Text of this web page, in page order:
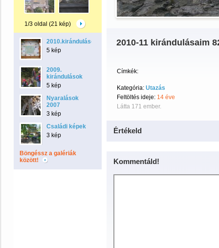
1/3 oldal (21 kép)
2010.kirándulások
5 kép
2009.
kirándulások
5 kép
Nyaralások
2007
3 kép
Családi képek
3 kép
Böngéssz a galériák
között!
2010-11 kirándulásaim
Címkék:
Kategória: Utazás
Feltöltés ideje: 14 éve
Látta 171 ember.
Értékeld
Kommentáld!